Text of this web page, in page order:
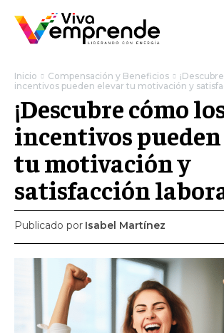
SUBSCRIBE
Welcome to Liberty Case
Inicio Compensación y Beneficios
incentivos pueden elevar tu motivación y
¡Descubre cómo
incentivos
tu motivación y
satisfacción
Publicado por Isabel Martínez